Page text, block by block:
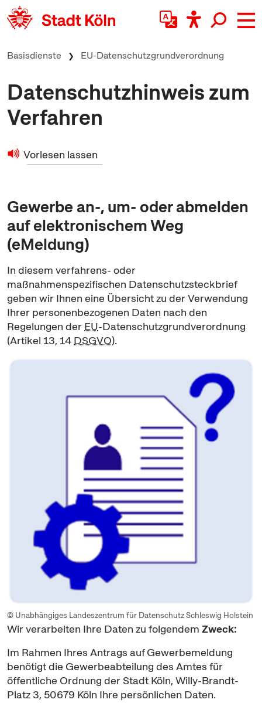
zum Inhalt springen
Basisdienste EU-Datenschutzgrundverordnung
Datenschutzhinweis zum
Verfahren
Vorlesen lassen
Gewerbe an-, um- oder abmelden
auf elektronischem Weg
(eMeldung)
In diesem verfahrens- oder
maßnahmenspezifischen Datenschutzsteckbrief
geben wir Ihnen eine Übersicht zu der Verwendung
Ihrer personenbezogenen Daten nach den
Regelungen der EU-Datenschutzgrundverordnung
(Artikel 13, 14 DSGVO).
© Unabhängiges Landeszentrum für Datenschutz Schleswig Holstein
Wir verarbeiten Ihre Daten zu folgendem Zweck:
Im Rahmen Ihres Antrags auf Gewerbemeldung
benötigt die Gewerbeabteilung des Amtes für
öffentliche Ordnung der Stadt Köln, Willy-Brandt-
Platz 3, 50679 Köln Ihre persönlichen Daten.